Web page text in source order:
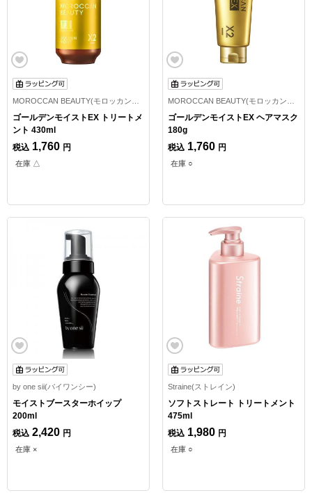
ゴールデンモイストEX トリートメ
ント 430ml
税込 1,760 円
在庫 △
ゴールデンモイストEX ヘアマスク
180g
税込 1,760 円
在庫 ○
by one sii(バイワンシー)
モイストブースターホイップ
200ml
税込 2,420 円
在庫 ×
Straine(ストレイン)
ソフトストレート トリートメント
475ml
税込 1,980 円
在庫 ○